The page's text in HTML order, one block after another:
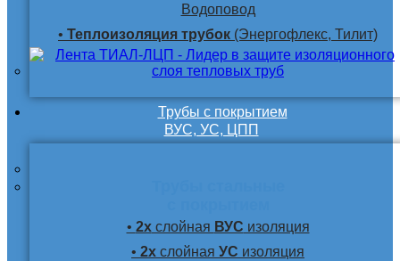
Водоповод
• Теплоизоляция трубок (Энергофлекс, Тилит)
Трубы с покрытием
ВУС, УС, ЦПП
• 2хслойная ВУС изоляция
• 2х слойная УС изоляция